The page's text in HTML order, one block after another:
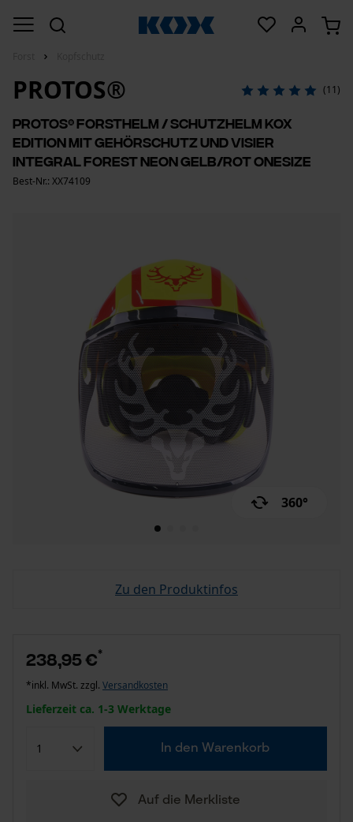
360°
PROTOS® (11)
PROTOS® Forsthelm / Schutzhelm KOX
Edition mit Gehörschutz und Visier
Integral Forest Neon Gelb/Rot OneSize
Best-Nr.: XX74109
Zu den Produktinfos
238,95 €*
*inkl. MwSt. zzgl. Versandkosten
Lieferzeit ca. 1-3 Werktage
In den Warenkorb
Auf die Merkliste